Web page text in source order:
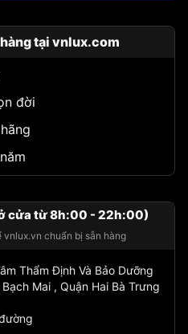
tại vnlux.com
đời
cửa từ 8h:00 - 22h:00)
chuẩn bị sẵn hàng
Thẩm Định Và Bảo Dưỡng
Mai , Quận Hai Bà Trưng